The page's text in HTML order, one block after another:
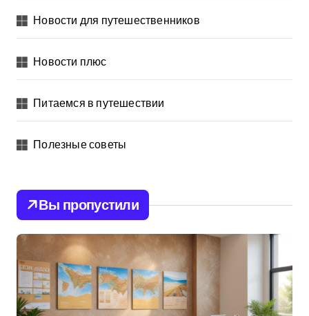
Новости для путешественников
Новости плюс
Питаемся в путешествии
Полезные советы
Вы пропустили